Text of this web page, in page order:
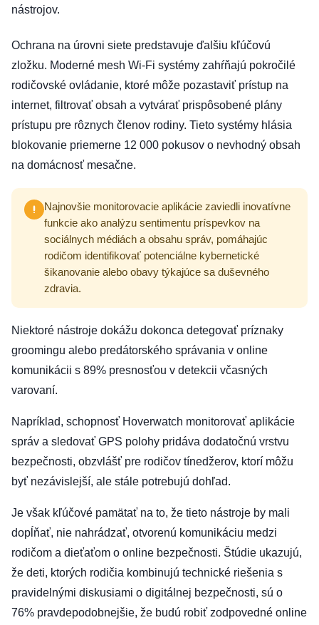
nástrojov.
Ochrana na úrovni siete predstavuje ďalšiu kľúčovú
zložku. Moderné mesh Wi-Fi systémy zahŕňajú pokročilé
rodičovské ovládanie, ktoré môže pozastaviť prístup na
internet, filtrovať obsah a vytvárať prispôsobené plány
prístupu pre rôznych členov rodiny. Tieto systémy hlásia
blokovanie priemerne 12 000 pokusov o nevhodný obsah
na domácnosť mesačne.
Najnovšie monitorovacie aplikácie zaviedli inovatívne
funkcie ako analýzu sentimentu príspevkov na
sociálnych médiách a obsahu správ, pomáhajúc
rodičom identifikovať potenciálne kybernetické
šikanovanie alebo obavy týkajúce sa duševného
zdravia.
Niektoré nástroje dokážu dokonca detegovať príznaky
groomingu alebo predátorského správania v online
komunikácii s 89% presnosťou v detekcii včasných
varovaní.
Napríklad, schopnosť Hoverwatch monitorovať aplikácie
správ a sledovať GPS polohy pridáva dodatočnú vrstvu
bezpečnosti, obzvlášť pre rodičov tínedžerov, ktorí môžu
byť nezávislejší, ale stále potrebujú dohľad.
Je však kľúčové pamätať na to, že tieto nástroje by mali
dopĺňať, nie nahrádzať, otvorenú komunikáciu medzi
rodičom a dieťaťom o online bezpečnosti. Štúdie ukazujú,
že deti, ktorých rodičia kombinujú technické riešenia s
pravidelnými diskusiami o digitálnej bezpečnosti, sú o
76% pravdepodobnejšie, že budú robiť zodpovedné online